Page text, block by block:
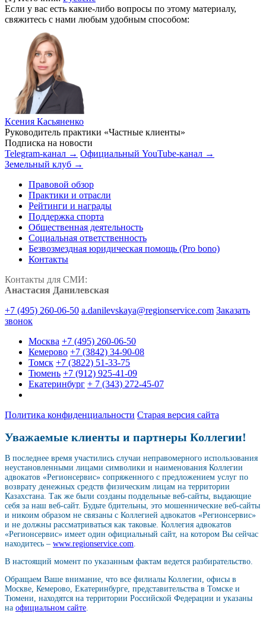
Если у вас есть какие-либо вопросы по этому материалу,
свяжитесь с нами любым удобным способом:
Ксения Касьяненко
Руководитель практики «Частные клиенты»
Подписка на новости
Telegram-канал → Официальный YouTube-канал →
Земельный клуб →
Правовой обзор
Практики и отрасли
Рейтинги и награды
Поддержка спорта
Общественная деятельность
Социальная ответственность
Безвозмездная юридическая помощь (Pro bono)
Контакты
Контакты для СМИ:
Анастасия Данилевская
+7 (495) 260-06-50 a.danilevskaya@regionservice.com Заказать
звонок
Москва +7 (495) 260-06-50
Кемерово +7 (3842) 34-90-08
Томск +7 (3822) 51-33-75
Тюмень +7 (912) 925-41-09
Екатеринбург + 7 (343) 272-45-07
Политика конфиденциальности Старая версия сайта
Уважаемые клиенты и партнеры Коллегии!
В последнее время участились случаи неправомерного использования
неустановленными лицами символики и наименования Коллегии
адвокатов «Регионсервис» сопряженного с предложением услуг по
возврату денежных средств физическим лицам на территории
Казахстана. Так же были созданы поддельные веб-сайты, выдающие
себя за наш веб-сайт. Будьте бдительны, это мошеннические веб-сайты
и никоим образом не связаны с Коллегией адвокатов «Регионсервис»
и не должны рассматриваться как таковые. Коллегия адвокатов
«Регионсервис» имеет один официальный сайт, на котором Вы сейчас
находитесь – www.regionservice.com
В настоящий момент по указанным фактам ведется разбирательство.
Обращаем Ваше внимание, что все филиалы Коллегии, офисы в
Москве, Кемерово, Екатеринбурге, представительства в Томске и
Тюмени, находятся на территории Российской Федерации и указаны
на официальном сайте